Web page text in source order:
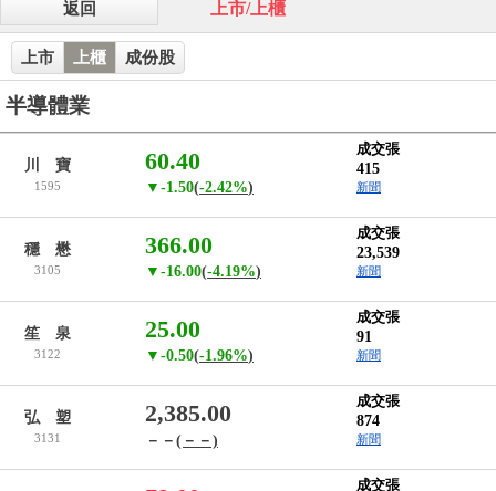
返回 上市/上櫃
上市 上櫃 成份股
半導體業
川 寶
1595
60.40
▼-1.50(-2.42%)
成交張
415
新聞
穩 懋
3105
366.00
▼-16.00(-4.19%)
成交張
23,539
新聞
笙 泉
3122
25.00
▼-0.50(-1.96%)
成交張
91
新聞
弘 塑
3131
2,385.00
－－ (－－)
成交張
874
新聞
成交張